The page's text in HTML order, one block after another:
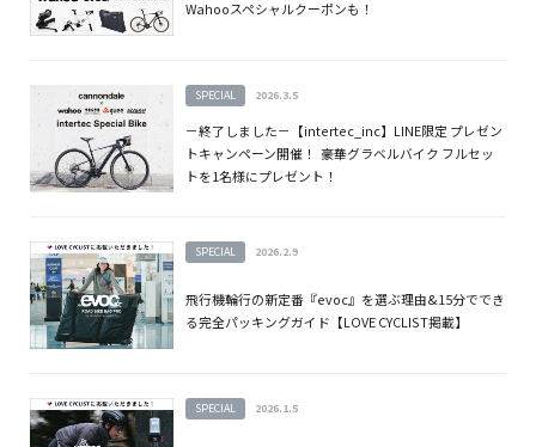
Wahooスペシャルクーポンも！
SPECIAL 2026.3.5
－終了しました－【intertec_inc】LINE限定 プレゼン
トキャンペーン開催！ 豪華グラベルバイク フルセッ
トを1名様にプレゼント！
SPECIAL 2026.2.9
飛行機輪行の新定番『evoc』を選ぶ理由&15分ででき
る完全パッキングガイド【LOVE CYCLIST掲載】
SPECIAL 2026.1.5